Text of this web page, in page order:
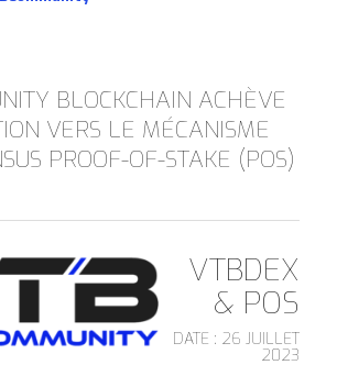
BLOCKCHAIN ACHÈVE
VERS LE MÉCANISME
PROOF-OF-STAKE (POS)
VTBDEX
& POS
DATE : 26 JUILLET
2023